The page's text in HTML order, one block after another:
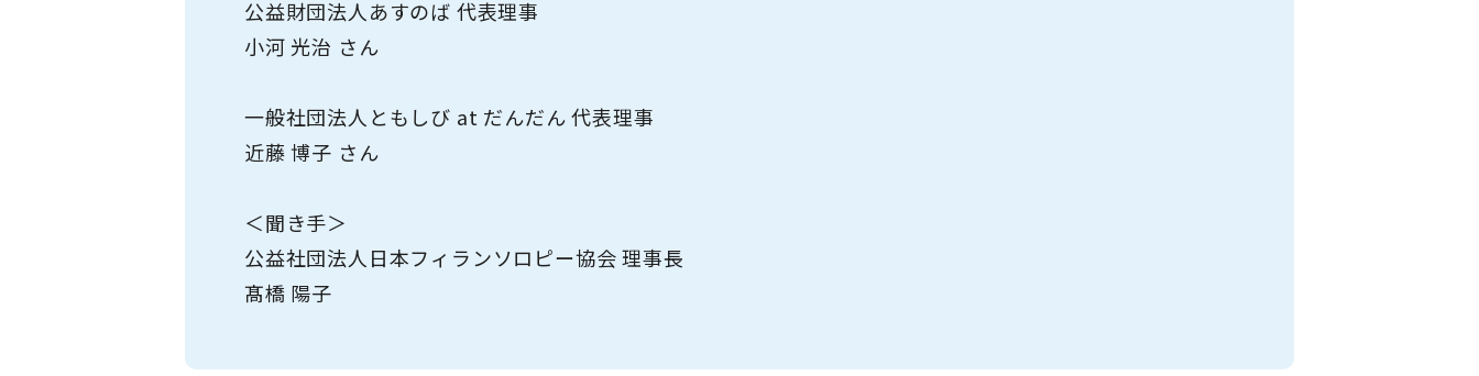
公益財団法人あすのば 代表理事
小河 光治 さん
一般社団法人ともしび at だんだん 代表理事
近藤 博子 さん
＜聞き手＞
公益社団法人日本フィランソロピー協会 理事長
髙橋 陽子